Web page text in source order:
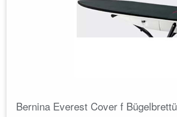
Bernina Everest Cover f